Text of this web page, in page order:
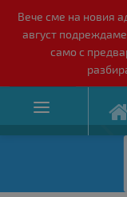
Вече сме на новия
август
само с